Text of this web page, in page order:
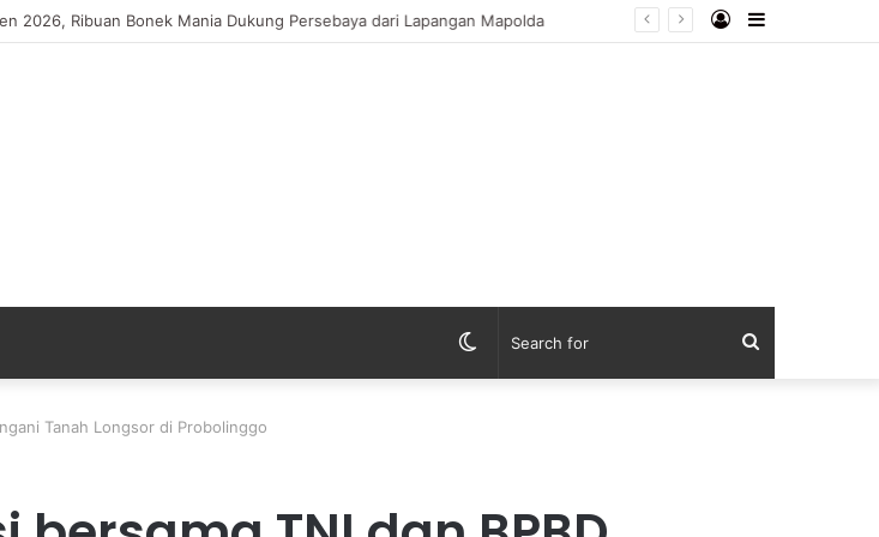
2026, Ribuan Bonek Mania Dukung Persebaya dari Lapangan Mapolda Sidebar
Log
Search
Switch
Tanah Longsor di Probolinggo